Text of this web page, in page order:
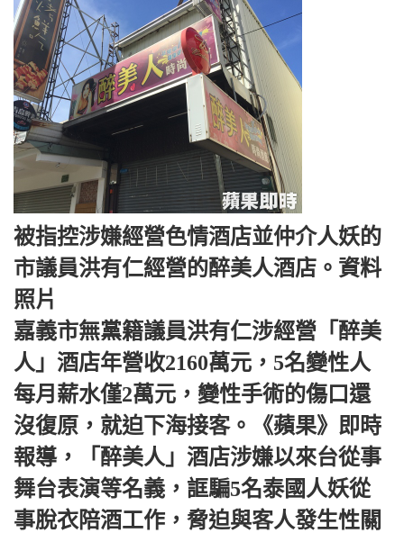
被指控涉嫌經營色情酒店並仲介人妖的
市議員洪有仁經營的醉美人酒店。資料
照片
嘉義市無黨籍議員洪有仁涉經營「醉美
人」酒店年營收2160萬元，5名變性人
每月薪水僅2萬元，變性手術的傷口還
沒復原，就迫下海接客。《蘋果》即時
報導，「醉美人」酒店涉嫌以來台從事
舞台表演等名義，誆騙5名泰國人妖從
事脫衣陪酒工作，脅迫與客人發生性關